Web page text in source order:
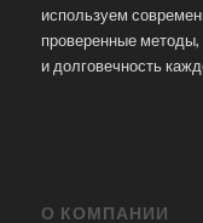
используем
проверенные методы,
и долговечность
О КОМПАНИИ